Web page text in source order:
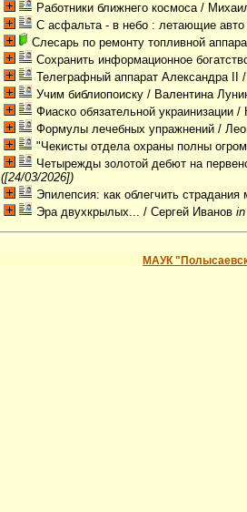
Работники ближнего космоса/
С асфальта - в небо : летающие авто
Слесарь по ремонту топливной
Сохранить информационное
Телеграфный аппарат Александра II
Учим библиопоиску / Валентина
Фиаско обязательной украинизации /
Формулы лечебных упражнений /
"Чекисты отдела охраны полны
Четырежды золотой дебют на
([24/03/2026])
Эпилепсия: как облегчить страдания
Эра двухкрылых... / Сергей Иванов
МАУК